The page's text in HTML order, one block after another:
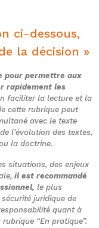
ci-dessous,
la décision »
pour permettre aux
rapidement les
faciliter la lecture et la
cette rubrique peut
avec le texte
l’évolution des textes,
la doctrine.
situations, des enjeux
il est recommandé
le plus
juridique de
quant à
“En pratique”.